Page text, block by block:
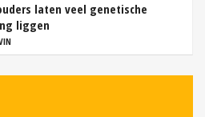
laten veel genetische
liggen